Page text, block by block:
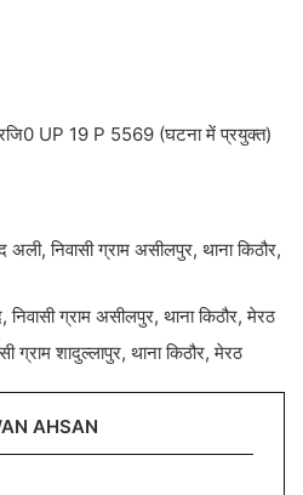
UP 19 P 5569 (घटना में प्रयुक्त)
अली, निवासी ग्राम असीलपुर, थाना किठौर,
निवासी ग्राम असीलपुर, थाना किठौर, मेरठ
ग्राम शादुल्लापुर, थाना किठौर, मेरठ
AHSAN